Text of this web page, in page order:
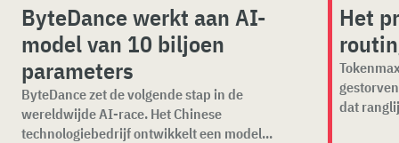
ByteDance werkt aan AI-
model van 10 biljoen
parameters
ByteDance zet de volgende stap in de
wereldwijde AI-race. Het Chinese
technologiebedrijf ontwikkelt een model...
Het
dat